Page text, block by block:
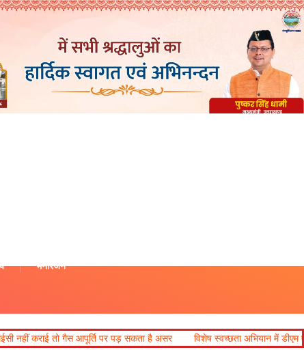
मनोरंजन
पड़ सकता है असर विशेष स्वच्छता अभियान में डीएम एवं सचिव विधिक सेवा